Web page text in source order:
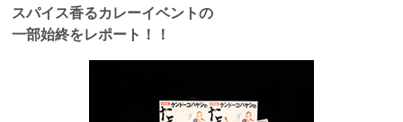
スパイス香るカレーイベントの
一部始終をレポート！！